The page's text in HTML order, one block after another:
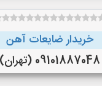
خریدار ضایعات آهن
09101887048 (تهران)